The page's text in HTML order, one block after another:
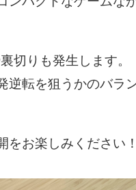
切りも発生します。
逆転を狙うかのバラ
お楽しみください！